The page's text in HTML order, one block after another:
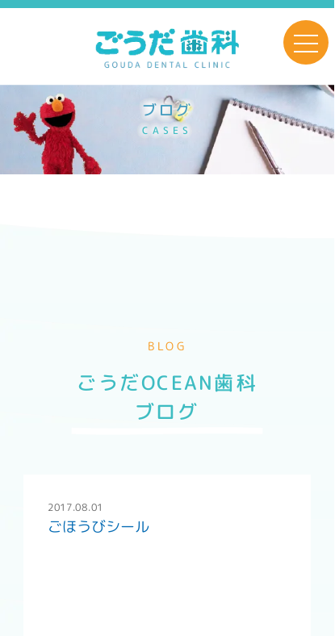
ブログ
CASES
BLOG
ごうだOCEAN歯科
ブログ
2017.08.01
ごほうびシール